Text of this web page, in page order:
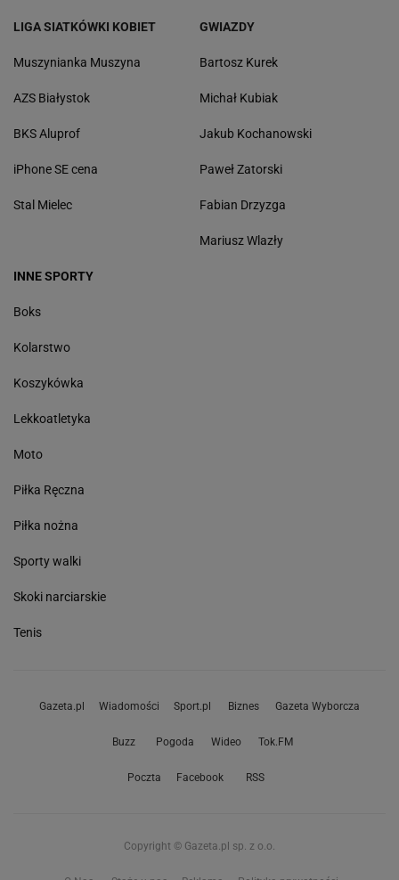
LIGA SIATKÓWKI KOBIET
Muszynianka Muszyna
AZS Białystok
BKS Aluprof
iPhone SE cena
Stal Mielec
GWIAZDY
Bartosz Kurek
Michał Kubiak
Jakub Kochanowski
Paweł Zatorski
Fabian Drzyzga
Mariusz Wlazły
INNE SPORTY
Boks
Kolarstwo
Koszykówka
Lekkoatletyka
Moto
Piłka Ręczna
Piłka nożna
Sporty walki
Skoki narciarskie
Tenis
Gazeta.pl Wiadomości Sport.pl Biznes Gazeta Wyborcza
Buzz Pogoda Wideo Tok.FM
Poczta Facebook RSS
Copyright © Gazeta.pl sp. z o.o.